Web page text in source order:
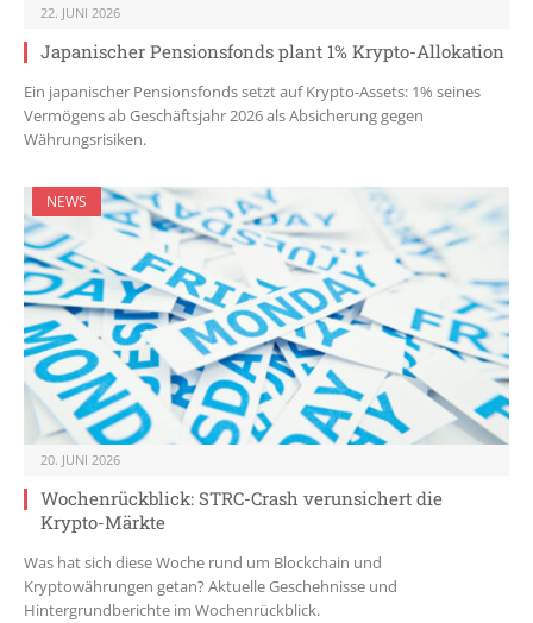
22. JUNI 2026
Japanischer Pensionsfonds plant 1% Krypto-Allokation
Ein japanischer Pensionsfonds setzt auf Krypto-Assets: 1% seines
Vermögens ab Geschäftsjahr 2026 als Absicherung gegen
Währungsrisiken.
NEWS
20. JUNI 2026
Wochenrückblick: STRC-Crash verunsichert die
Krypto-Märkte
Was hat sich diese Woche rund um Blockchain und
Kryptowährungen getan? Aktuelle Geschehnisse und
Hintergrundberichte im Wochenrückblick.